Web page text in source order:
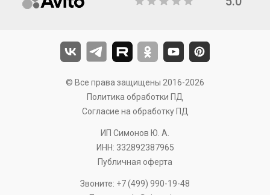
© Все права защищены 2016-2026
Политика обработки ПД
Согласие на обработку ПД
ИП Симонов Ю. А.
ИНН: 332892387965
Публичная оферта
Звоните: +7 (499) 990-19-48